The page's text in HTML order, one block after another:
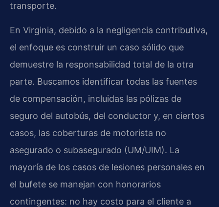
transporte.
En Virginia, debido a la negligencia contributiva,
el enfoque es construir un caso sólido que
demuestre la responsabilidad total de la otra
parte. Buscamos identificar todas las fuentes
de compensación, incluidas las pólizas de
seguro del autobús, del conductor y, en ciertos
casos, las coberturas de motorista no
asegurado o subasegurado (UM/UIM). La
mayoría de los casos de lesiones personales en
el bufete se manejan con honorarios
contingentes: no hay costo para el cliente a